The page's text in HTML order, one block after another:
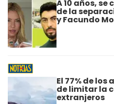
A 10 años,
de la
y Facundo
El 77% de
de limitar la
extranjeros